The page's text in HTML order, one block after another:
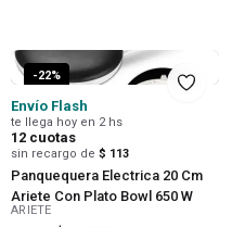
-22%
Envío Flash
te llega hoy en 2 hs
12 cuotas
sin recargo de $ 113
Panquequera Electrica 20 Cm
Ariete Con Plato Bowl 650 W
ARIETE